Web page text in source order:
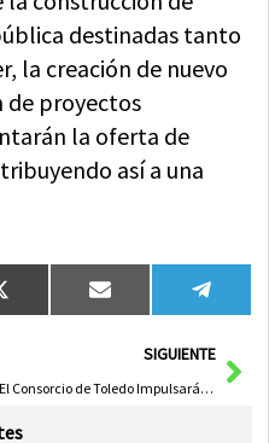
destinadas tanto
la creación de nuevo
de proyectos
la oferta de
así a una
Compartir
en
X
(Twitter)
Compartir
en
Email
en
SIGUIENTE
El Consorcio de Toledo Impulsará Proyecto para Recuperar Edificios Abandonados en el Casco Histórico